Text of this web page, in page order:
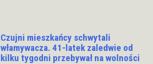
Czujni mieszkańcy schwytali
włamywacza. 41-latek zaledwie od
kilku tygodni przebywał na wolności